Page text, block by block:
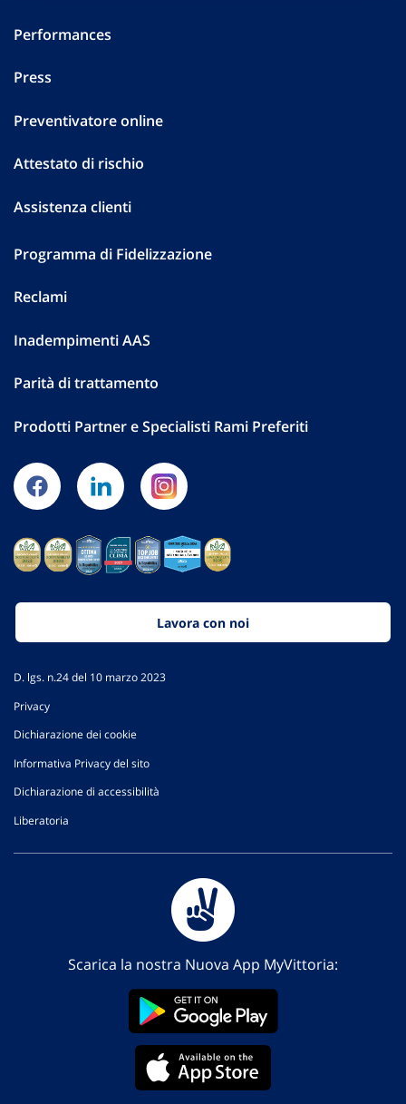
Performances
Press
Preventivatore online
Attestato di rischio
Assistenza clienti
Programma di Fidelizzazione
Reclami
Inadempimenti AAS
Parità di trattamento
Prodotti Partner e Specialisti Rami Preferiti
Lavora con noi
D. lgs. n.24 del 10 marzo 2023
Privacy
Dichiarazione dei cookie
Informativa Privacy del sito
Dichiarazione di accessibilità
Liberatoria
Scarica la nostra Nuova App MyVittoria: